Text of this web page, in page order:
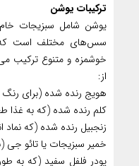
ترکیبات یوشن
یوشن شامل سبزیجات
سس‌های مختلف است که
خوشمزه و متنوع ترکیب
از:
هویج رنده شده (برای
کلم رنده شده (که به غذا
زنجبیل رنده شده (که
خمیر سبزیجات یا تائو جی
پودر فلفل سفید (که به